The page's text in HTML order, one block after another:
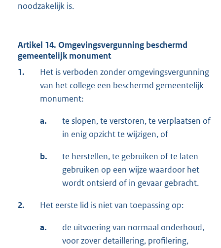
noodzakelijk is.
Artikel 14. Omgevingsvergunning beschermd
gemeentelijk monument
1.
Het is verboden zonder omgevingsvergunning
van het college een beschermd gemeentelijk
monument:
a.
te slopen, te verstoren, te verplaatsen of
in enig opzicht te wijzigen, of
b.
te herstellen, te gebruiken of te laten
gebruiken op een wijze waardoor het
wordt ontsierd of in gevaar gebracht.
2. Het eerste lid is niet van toepassing op:
a.
de uitvoering van normaal onderhoud,
voor zover detaillering, profilering,